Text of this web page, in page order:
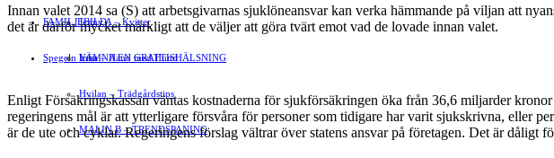
Jenny A – Kvitter
Yrsa – Hand med Hund
Hvilan – Trädgårdstips
MALIN B – TRENDSPANING
FAMILJEBILD
LÄMNA EN GRATTISHÄLSNING
Spegeln Info
Innan valet 2014 sa (S) att arbetsgivarnas sjuklöneansvar kan verka hämmande på viljan att
det är därför mycket märkligt att de väljer att göra tvärt emot vad de lovade innan valet.
Enligt Försäkringskassan väntas kostnaderna för sjukförsäkringen öka från 36,6 miljarder
regeringens mål är att ytterligare försvåra för personer som tidigare har varit sjukskrivna, eller
är de ute och cyklar. Regeringens förslag vältrar över statens ansvar på företagen. Det är dåligt